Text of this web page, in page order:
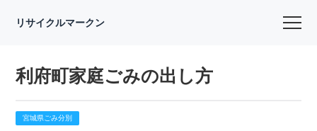
リサイクルマークン
利府町家庭ごみの出し方
宮城県ごみ分別